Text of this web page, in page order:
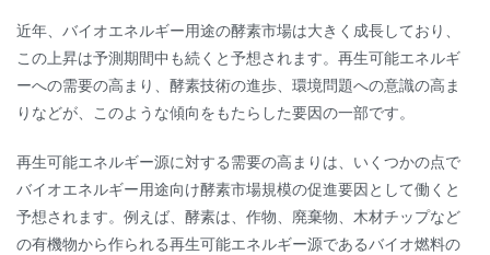
近年、バイオエネルギー用途の酵素市場は大きく成長しており、
この上昇は予測期間中も続くと予想されます。再生可能エネルギ
ーへの需要の高まり、酵素技術の進歩、環境問題への意識の高ま
りなどが、このような傾向をもたらした要因の一部です。
再生可能エネルギー源に対する需要の高まりは、いくつかの点で
バイオエネルギー用途向け酵素市場規模の促進要因として働くと
予想されます。例えば、酵素は、作物、廃棄物、木材チップなど
の有機物から作られる再生可能エネルギー源であるバイオ燃料の